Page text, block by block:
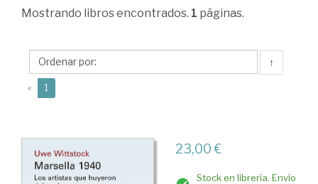
Wittstock,
Mostrando libros encontrados. 1 páginas.
↑
« 1
23,00 €
Stock en librería. Envío